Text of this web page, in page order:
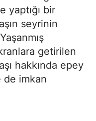
yaptığı bir
seyrinin
getirilen
hakkında epey
de imkan